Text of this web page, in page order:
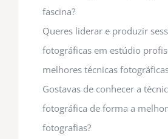
fascina?
Queres liderar e produzir
fotográficas em estúdio
melhores técnicas
Gostavas de conhecer a
fotográfica de forma a
fotografias?